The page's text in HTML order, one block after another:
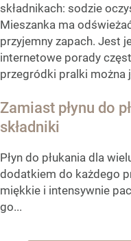
składnikach: sodzie
Mieszanka ma
przyjemny zapach. Jest
internetowe porady
przegródki pralki można
Zamiast płynu do
składniki
Płyn do płukania dla
dodatkiem do każdego
miękkie i intensywnie
go...